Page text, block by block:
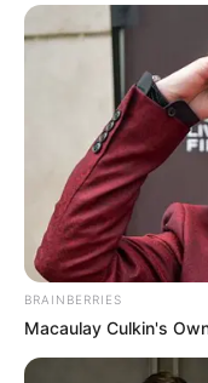
8. Tak hanya
keemasan, tapi
setengah kilo
BRAINBERRIES
Macaulay Culkin's